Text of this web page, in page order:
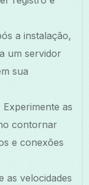
a instalação,
um servidor
sua
Experimente as
contornar
e conexões
as velocidades